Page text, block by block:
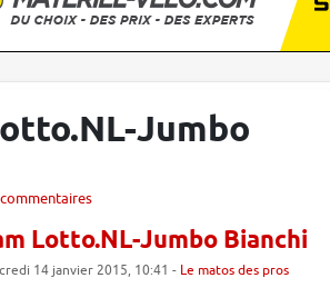
Jumbo
Lotto.NL-Jumbo Bianchi
14 janvier 2015, 10:41 - Le matos des pros